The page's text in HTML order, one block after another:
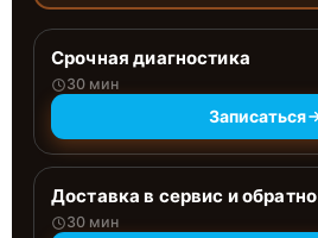
Срочная диагностика
30 мин
Записаться
Доставка в сервис и обратно
30 мин